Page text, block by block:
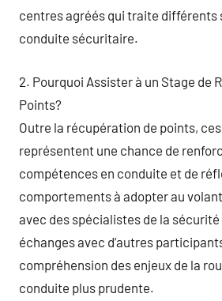
centres agréés qui traite différents
conduite sécuritaire.
2. Pourquoi Assister à un Stage de
Points?
Outre la récupération de points,
représentent une chance de
compétences en conduite et de
comportements à adopter au
avec des spécialistes de la
échanges avec d’autres
compréhension des enjeux de la
conduite plus prudente.